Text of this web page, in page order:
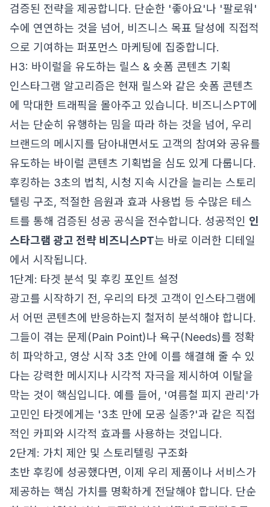
검증된 전략을 제공합니다. 단순한 '좋아요'나 '팔로워'
수에 연연하는 것을 넘어, 비즈니스 목표 달성에 직접적
으로 기여하는 퍼포먼스 마케팅에 집중합니다.
H3: 바이럴을 유도하는 릴스 & 숏폼 콘텐츠 기획
인스타그램 알고리즘은 현재 릴스와 같은 숏폼 콘텐츠
에 막대한 트래픽을 몰아주고 있습니다. 비즈니스PT에
서는 단순히 유행하는 밈을 따라 하는 것을 넘어, 우리
브랜드의 메시지를 담아내면서도 고객의 참여와 공유를
유도하는 바이럴 콘텐츠 기획법을 심도 있게 다룹니다.
후킹하는 3초의 법칙, 시청 지속 시간을 늘리는 스토리
텔링 구조, 적절한 음원과 효과 사용법 등 수많은 테스
트를 통해 검증된 성공 공식을 전수합니다. 성공적인 인
스타그램 광고 전략 비즈니스PT는 바로 이러한 디테일
에서 시작됩니다.
1단계: 타겟 분석 및 후킹 포인트 설정
광고를 시작하기 전, 우리의 타겟 고객이 인스타그램에
서 어떤 콘텐츠에 반응하는지 철저히 분석해야 합니다.
그들이 겪는 문제(Pain Point)나 욕구(Needs)를 정확
히 파악하고, 영상 시작 3초 안에 이를 해결해 줄 수 있
다는 강력한 메시지나 시각적 자극을 제시하여 이탈을
막는 것이 핵심입니다. 예를 들어, '여름철 피지 관리'가
고민인 타겟에게는 '3초 만에 모공 실종?'과 같은 직접
적인 카피와 시각적 효과를 사용하는 것입니다.
2단계: 가치 제안 및 스토리텔링 구조화
초반 후킹에 성공했다면, 이제 우리 제품이나 서비스가
제공하는 핵심 가치를 명확하게 전달해야 합니다. 단순